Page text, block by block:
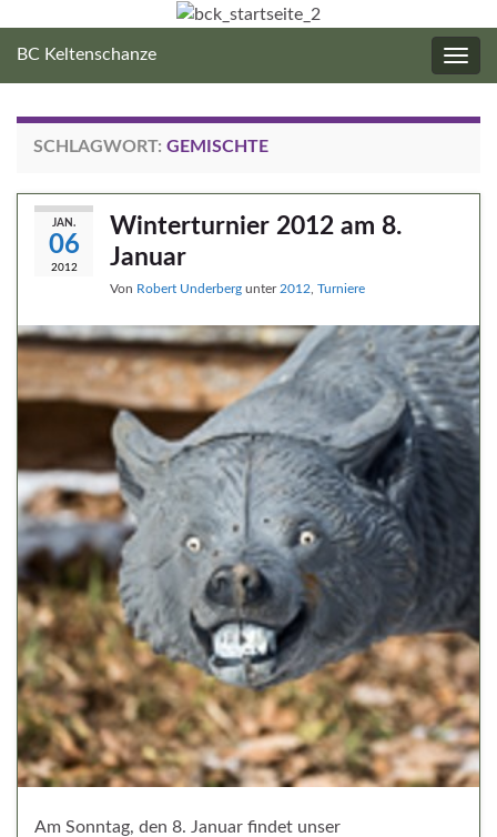
BC Keltenschanze
SCHLAGWORT: GEMISCHTE
JAN.
06
2012
Winterturnier 2012 am 8.
Januar
Von Robert Underberg unter 2012 Turniere
Am Sonntag, den 8. Januar findet unser